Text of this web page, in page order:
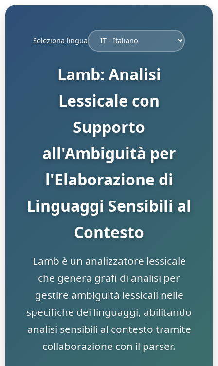
Seleziona lingua
Lamb: Analisi
Lessicale con
Supporto
all'Ambiguità per
l'Elaborazione di
Linguaggi Sensibili al
Contesto
Lamb è un analizzatore lessicale
che genera grafi di analisi per
gestire ambiguità lessicali nelle
specifiche dei linguaggi, abilitando
analisi sensibili al contesto tramite
collaborazione con il parser.